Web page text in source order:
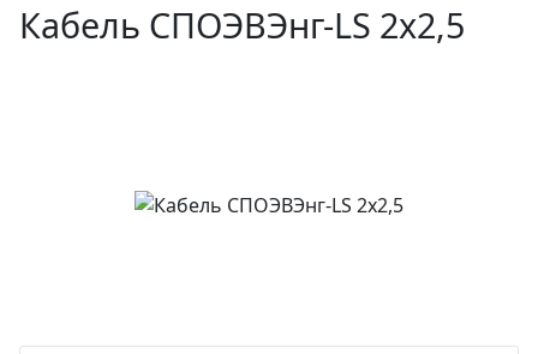
Кабель СПОЭВЭнг-LS 2х2,5